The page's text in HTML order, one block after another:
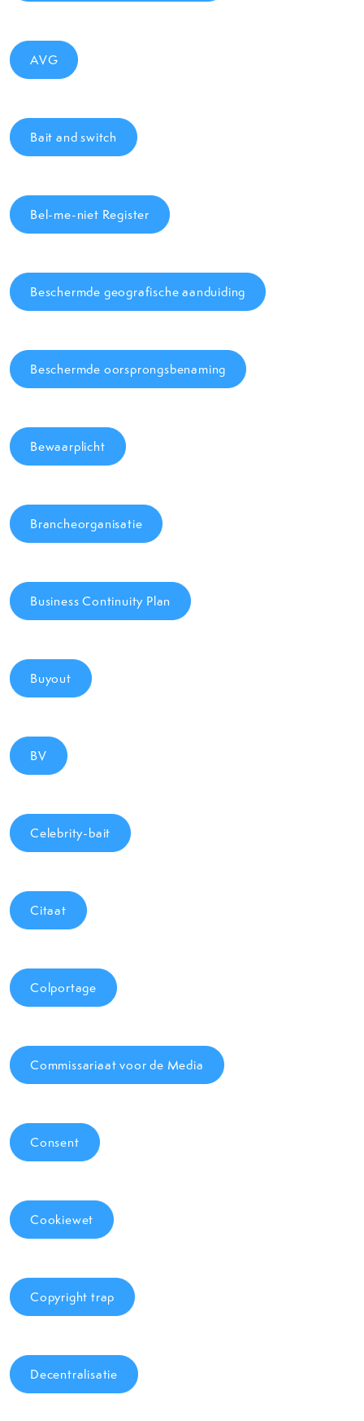
AVG
Bait and switch
Bel-me-niet Register
Beschermde geografische aanduiding
Beschermde oorsprongsbenaming
Bewaarplicht
Brancheorganisatie
Business Continuity Plan
Buyout
BV
Celebrity-bait
Citaat
Colportage
Commissariaat voor de Media
Consent
Cookiewet
Copyright trap
Decentralisatie